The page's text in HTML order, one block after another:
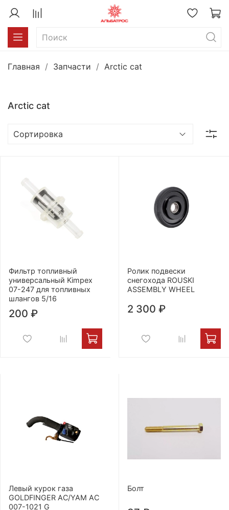
Главная Запчасти Arctic cat
Arctic cat
Фильтр топливный
универсальный Kimpex
07-247 для топливных
шлангов 5/16
200 ₽
Ролик подвески
снегохода ROUSKI
ASSEMBLY WHEEL
2 300 ₽
Левый курок газа
GOLDFINGER AC/YAM AC
007-1021 G
Болт